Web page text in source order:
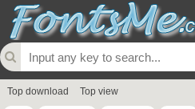
Top download Top view